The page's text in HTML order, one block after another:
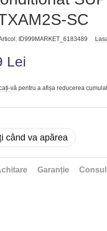
SC
ID999MARKET_6183489
Lei
vă pentru a afișa reducerea
când va apărea
Garanție